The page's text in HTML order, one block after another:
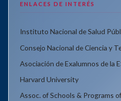
ENLACES DE INTERÉS
Instituto Nacional de Salud
Consejo Nacional de Ciencia y
Asociación de Exalumnos de la
Harvard University
Assoc. of Schools & Programs